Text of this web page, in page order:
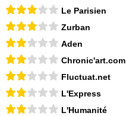
Le Parisien
Zurban
Aden
Chronic'art.com
Fluctuat.net
L'Express
L'Humanité